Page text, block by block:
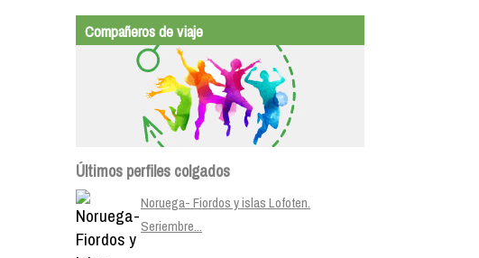
Compañeros de viaje
Últimos perfiles colgados
Noruega- Fiordos y islas Lofoten.
Seriembre...